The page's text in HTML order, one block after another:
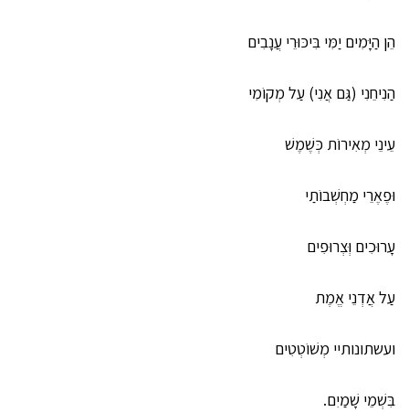
הֵן הַיָּמִים יַמִּי בִּיכּוּרֵי עֲנָבִים
הַנִיחֵנִי (גַּם אֲנִי) עַל מְקוֹמִי
עֵינֵי מְאִירוֹת כְּשֶׁמֶשׁ
וּפֶאֶרֵי מַחְשְׁבוֹתַי
עָרוּכִים וְּצְרוּפִים
עַל אֲדְנֵי אֱמֶת
ועשתונותיי מְשׁוֹטְטִים
בִּשְׁמֵי שָׁמַיִם.